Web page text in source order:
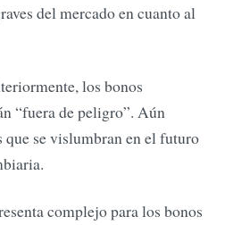
del mercado en cuanto al
los bonos
“fuera de peligro”. Aún
se vislumbran en el futuro
complejo para los bonos